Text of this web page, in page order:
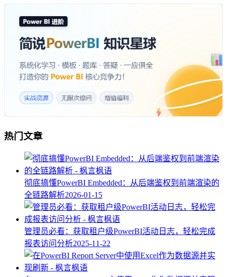
热门文章
彻底搞懂PowerBI Embedded：从后端鉴权到前端渲染的
全链路解析2026-01-15
管理员必看：获取租户级PowerBI活动日志，轻松完成
报表访问分析2025-11-22